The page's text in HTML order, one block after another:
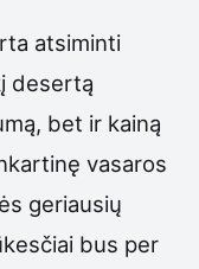
atsiminti
desertą
bet ir kainą
vasaros
geriausių
bus per